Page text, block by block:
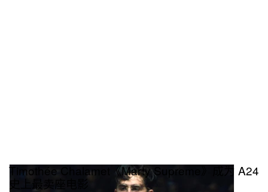
Timothée Chalamet《Marty Supreme》成为 A24
史上最卖座电影